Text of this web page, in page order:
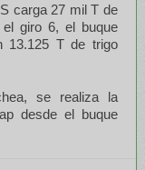
carga 27 mil T de
giro 6, el buque
13.125 T de trigo
se realiza la
desde el buque